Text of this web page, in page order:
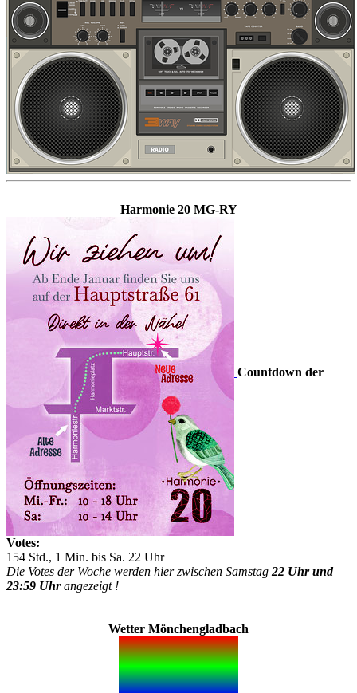
Harmonie 20 MG-RY
Countdown der
Votes:
154 Std., 1 Min. bis Sa. 22 Uhr
Die Votes der Woche werden hier zwischen Samstag 22 Uhr und
23:59 Uhrangezeigt !
Wetter Mönchengladbach